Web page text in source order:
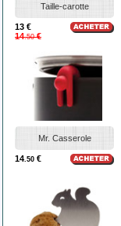
Taille-carotte
13 €
14.50€
Mr. Casserole
14.50 €